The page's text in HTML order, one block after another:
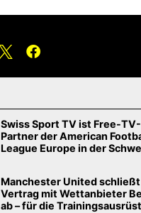
Swiss Sport TV ist Free-TV-
Partner der American
League Europe in der
Manchester United schließt
Vertrag mit Wettanbieter
ab – für die